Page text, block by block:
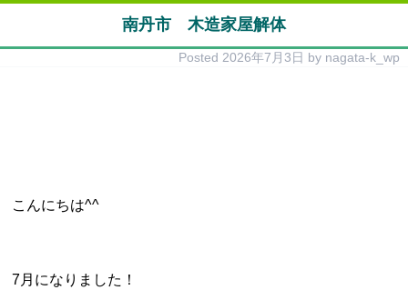
南丹市 木造家屋解体
Posted 2026年7月3日 by nagata-k_wp
こんにちは^^
7月になりました！